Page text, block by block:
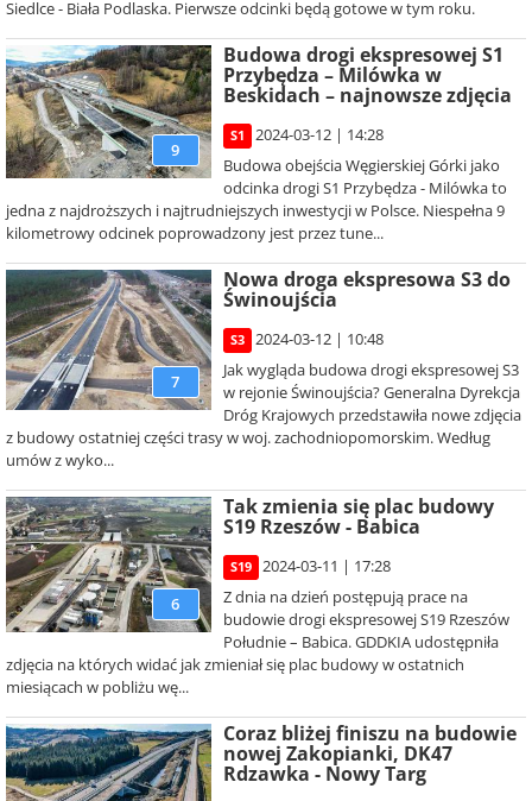
Siedlce - Biała Podlaska. Pierwsze odcinki będą gotowe w tym roku.
9
Budowa drogi ekspresowej S1
Przybędza – Milówka w
Beskidach – najnowsze zdjęcia
S1
2024-03-12 | 14:28
Budowa obejścia Węgierskiej Górki jako
odcinka drogi S1 Przybędza - Milówka to
jedna z najdroższych i najtrudniejszych inwestycji w Polsce. Niespełna 9
kilometrowy odcinek poprowadzony jest przez tune...
7
Nowa droga ekspresowa S3 do
Świnoujścia
S3
2024-03-12 | 10:48
Jak wygląda budowa drogi ekspresowej S3
w rejonie Świnoujścia? Generalna Dyrekcja
Dróg Krajowych przedstawiła nowe zdjęcia
z budowy ostatniej części trasy w woj. zachodniopomorskim. Według
umów z wyko...
6
Tak zmienia się plac budowy
S19 Rzeszów - Babica
S19
2024-03-11 | 17:28
Z dnia na dzień postępują prace na
budowie drogi ekspresowej S19 Rzeszów
Południe – Babica. GDDKIA udostępniła
zdjęcia na których widać jak zmieniał się plac budowy w ostatnich
miesiącach w pobliżu wę...
Coraz bliżej finiszu na budowie
nowej Zakopianki, DK47
Rdzawka - Nowy Targ